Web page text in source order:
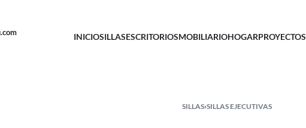
INICIOSILLASESCRITORIOSMOBILIARIOHOGARPROYECTOS
SILLAS›SILLAS EJECUTIVAS